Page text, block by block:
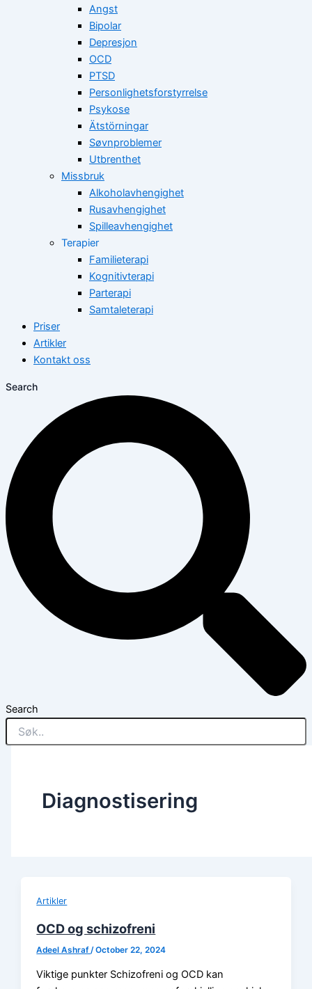
Angst
Bipolar
Depresjon
OCD
PTSD
Personlighetsforstyrrelse
Psykose
Ätstörningar
Søvnproblemer
Utbrenthet
Missbruk
Alkoholavhengighet
Rusavhengighet
Spilleavhengighet
Terapier
Familieterapi
Kognitivterapi
Parterapi
Samtaleterapi
Priser
Artikler
Kontakt oss
Search
Search
Diagnostisering
Artikler
OCD og schizofreni
Adeel Ashraf /October 22, 2024
Viktige punkter Schizofreni og OCD kan